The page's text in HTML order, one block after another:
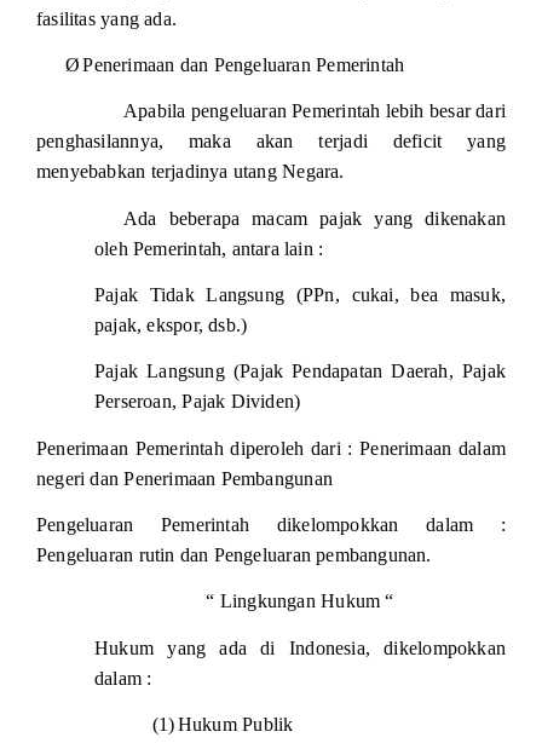
fasilitas yang ada.
Ø Penerimaan dan Pengeluaran Pemerintah
Apabila pengeluaran Pemerintah lebih besar dari
penghasilannya, maka akan terjadi deficit yang
menyebabkan terjadinya utang Negara.
Ada beberapa macam pajak yang dikenakan
oleh Pemerintah, antara lain :
Pajak Tidak Langsung (PPn, cukai, bea masuk,
pajak, ekspor, dsb.)
Pajak Langsung (Pajak Pendapatan Daerah, Pajak
Perseroan, Pajak Dividen)
Penerimaan Pemerintah diperoleh dari : Penerimaan dalam
negeri dan Penerimaan Pembangunan
Pengeluaran Pemerintah dikelompokkan dalam :
Pengeluaran rutin dan Pengeluaran pembangunan.
“ Lingkungan Hukum “
Hukum yang ada di Indonesia, dikelompokkan
dalam :
(1)Hukum Publik